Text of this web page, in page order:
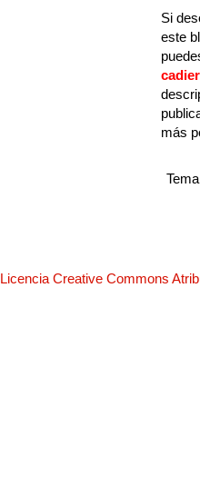
Si
este
más
Licencia Creative Commons